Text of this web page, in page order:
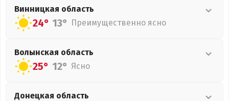
Винницкая область
24° 13° Преимущественно ясно
Волынская область
25° 12° Ясно
Донецкая область